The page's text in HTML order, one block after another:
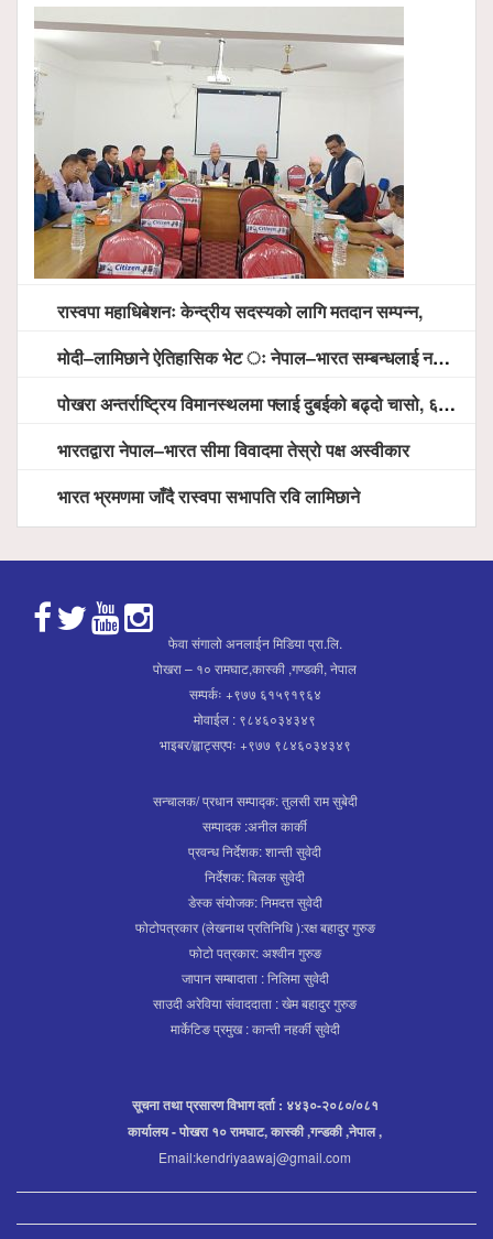
रास्वपा महाधिबेशनः केन्द्रीय सदस्यको लागि मतदान सम्पन्न,
मोदी–लामिछाने ऐतिहासिक भेट ः नेपाल–भारत सम्बन्धलाई नयाँ उचाइमा पु¥याउने साझा प्रतिबद्धता
पोखरा अन्तर्राष्ट्रिय विमानस्थलमा फ्लाई दुबईको बढ्दो चासो, ६ घण्टा लामो प्राविधिक निरीक्षणपछि दैनिक उडानको ढोका खुल्दै
भारतद्वारा नेपाल–भारत सीमा विवादमा तेस्रो पक्ष अस्वीकार
भारत भ्रमणमा जाँदै रास्वपा सभापति रवि लामिछाने
फेवा संगालो अनलाईन मिडिया प्रा.लि.
पोखरा – १० रामघाट,कास्की ,गण्डकी, नेपाल
सम्पर्कः +९७७ ६१५९१९६४
मोवाईल : ९८४६०३४३४९
भाइबर/ह्वाट्सएपः +९७७ ९८४६०३४३४९
सन्चालक/ प्रधान सम्पाद्क: तुलसी राम सुबेदी
सम्पादक :अनील कार्की
प्रवन्ध निर्देशक: शान्ती सुवेदी
निर्देशक: बिलक सुवेदी
डेस्क संयोजक: निमदत्त सुवेदी
फोटोपत्रकार (लेखनाथ प्रतिनिधि ):रक्ष बहादुर गुरुङ
फोटो पत्रकार: अश्वीन गुरुङ
जापान सम्बादाता : निलिमा सुवेदी
साउदी अरेविया संवाददाता : खेम बहादुर गुरुङ
मार्केटिङ प्रमुख : कान्ती नहर्की सुवेदी
सूचना तथा प्रसारण विभाग दर्ता : ४४३०-२०८०/०८१
कार्यालय - पोखरा १० रामघाट, कास्की ,गन्डकी ,नेपाल ,
Email:kendriyaawaj@gmail.com